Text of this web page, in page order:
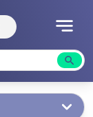
notes
search